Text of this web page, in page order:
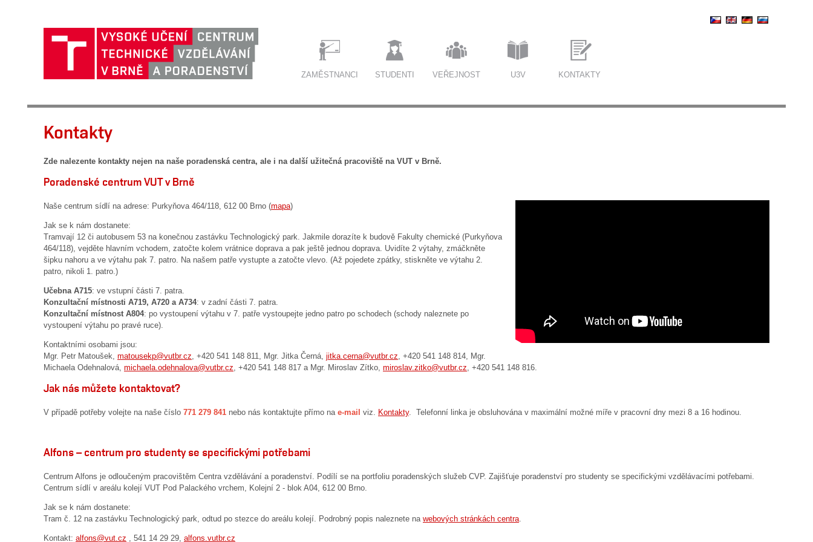
ZAMĚSTNANCI STUDENTI VEŘEJNOST U3V KONTAKTY
Kontakty
Zde nalezente kontakty nejen na naše poradenská centra, ale i na další užitečná pracoviště na VUT v Brně.
Poradenské centrum VUT v Brně
Naše centrum sídlí na adrese: Purkyňova 464/118, 612 00 Brno (mapa)
Jak se k nám dostanete:
Tramvají 12 či autobusem 53 na konečnou zastávku Technologický park. Jakmile dorazíte k budově Fakulty chemické (Purkyňova
464/118), vejděte hlavním vchodem, zatočte kolem vrátnice doprava a pak ještě jednou doprava. Uvidíte 2 výtahy, zmáčkněte
šipku nahoru a ve výtahu pak 7. patro. Na našem patře vystupte a zatočte vlevo. (Až pojedete zpátky, stiskněte ve výtahu 2.
patro, nikoli 1. patro.)
Učebna A715: ve vstupní části 7. patra.
Konzultační místnosti A719, A720 a A734: v zadní části 7. patra.
Konzultační místnost A804: po vystoupení výtahu v 7. patře vystoupejte jedno patro po schodech (schody naleznete po
vystoupení výtahu po pravé ruce).
Kontaktními osobami jsou:
Mgr. Petr Matoušek, matousekp@vutbr.cz , +420 541 148 811, Mgr. Jitka Černá, jitka.cerna@vutbr.cz , +420 541 148 814, Mgr.
Michaela Odehnalová, michaela.odehnalova@vutbr.cz , +420 541 148 817 a Mgr. Miroslav Zítko, miroslav.zitko@vutbr.cz , +420 541 148 816.
Jak nás můžete kontaktovat?
V případě potřeby volejte na naše číslo 771 279 841 nebo nás kontaktujte přímo na e-mail viz. Kontakty. Telefonní linka je obsluhována v maximální možné míře v pracovní dny mezi 8 a 16 hodinou.
Alfons – centrum pro studenty se specifickými potřebami
Centrum Alfons je odloučeným pracovištěm Centra vzdělávání a poradenství. Podílí se na portfoliu poradenských služeb CVP. Zajišťuje poradenství pro studenty se specifickými vzdělávacími potřebami.
Centrum sídlí v areálu kolejí VUT Pod Palackého vrchem, Kolejní 2 - blok A04, 612 00 Brno.
Jak se k nám dostanete:
Tram č. 12 na zastávku Technologický park, odtud po stezce do areálu kolejí. Podrobný popis naleznete na webových stránkách centra
Kontakt: alfons@vut.cz , 541 14 29 29, alfons.vutbr.cz